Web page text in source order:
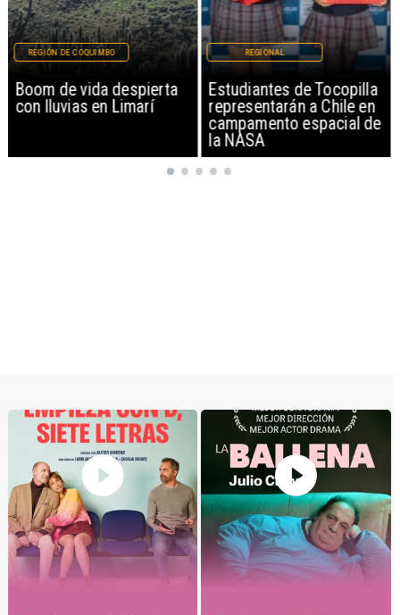
Boom de vida despierta
con lluvias en Limarí
REGIÓN DE COQUIMBO
Estudiantes de Tocopilla
representarán a Chile en
campamento espacial de
la NASA
REGIONAL